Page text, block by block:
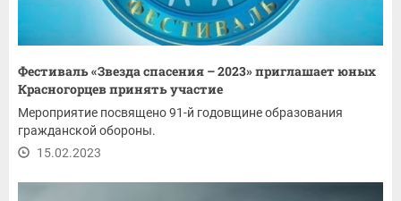
Фестиваль «Звезда спасения – 2023» приглашает юных
Красногорцев принять участие
Мероприятие посвящено 91-й годовщине образования
гражданской обороны.
15.02.2023